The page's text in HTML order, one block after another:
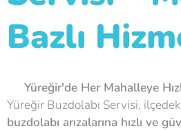
Bazlı
Yüreğir'de Her Mahalleye
Yüreğir Buzdolabı Servisi,
buzdolabı arızalarına hızlı ve